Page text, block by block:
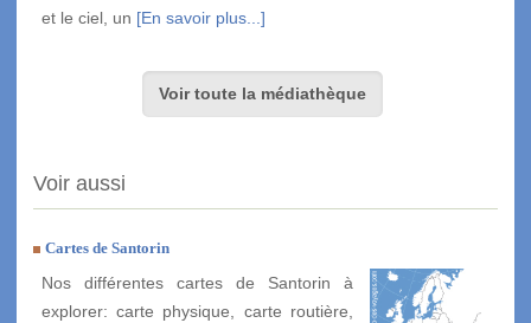
et le ciel, un [En savoir plus...]
Voir toute la médiathèque
Voir aussi
Cartes de Santorin
Nos différentes cartes de Santorin à
explorer: carte physique, carte routière,